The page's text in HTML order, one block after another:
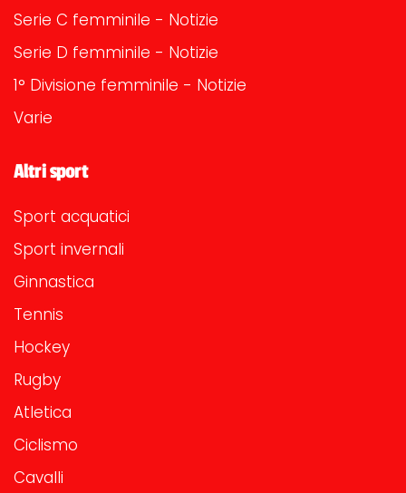
Serie C femminile - Notizie
Serie D femminile - Notizie
1° Divisione femminile - Notizie
Varie
Altri sport
Sport acquatici
Sport invernali
Ginnastica
Tennis
Hockey
Rugby
Atletica
Ciclismo
Cavalli